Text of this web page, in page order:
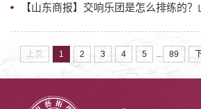
上页 1 2 3 4 5 89